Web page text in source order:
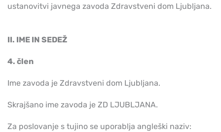
ustanovitvi javnega zavoda Zdravstveni dom Ljubljana.
II. IME IN SEDEŽ
4. člen
Ime zavoda je Zdravstveni dom Ljubljana.
Skrajšano ime zavoda je ZD LJUBLJANA.
Za poslovanje s tujino se uporablja angleški naziv: